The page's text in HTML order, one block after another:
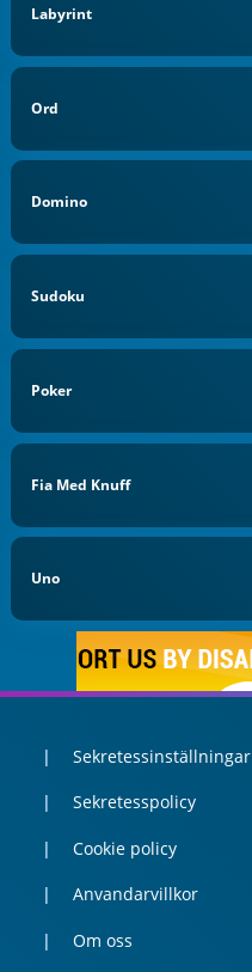
Labyrint
Ord
Domino
Sudoku
Poker
Fia Med Knuff
Uno
Sekretessinställningar
Sekretesspolicy
Cookie policy
Anvandarvillkor
Om oss